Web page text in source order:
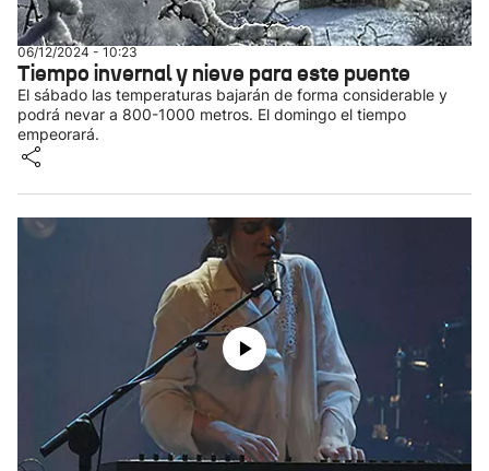
06/12/2024 - 10:23
Tiempo invernal y nieve para este puente
El sábado las temperaturas bajarán de forma considerable y
podrá nevar a 800-1000 metros. El domingo el tiempo
empeorará.